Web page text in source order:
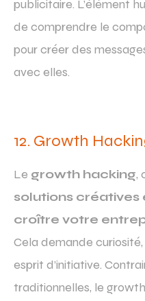
publicitaire. L’élément
de comprendre le
pour créer des
avec elles.
12. Growth
Le growth hacking,
solutions créatives
croître votre
Cela demande
esprit d’initiative.
traditionnelles, le